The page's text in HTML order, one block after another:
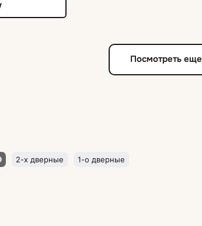
Посмотреть еще
2-х дверные 1-о дверные